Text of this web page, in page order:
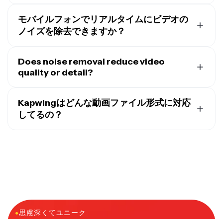
に効果的なんです。
よ。
動画のデノイズとUpscale Video
らした動画をさらにきれいにできるよ。全部ひとつのワ
ークフローでできちゃう。
レイン、低照度ノイズ、圧縮アーティファクトがあるフ
ッテージで最高の効果を発揮するんだ。これはSNS動
Kapwingは既に圧縮されたり再利用されたりした動画の
ノイズ除去に特に便利で、再撮影することなく鮮明さを
モバイルフォンでリアルタイムにビデオの
ノイズを除去できますか？
ムビデオノイズ除去には対応していないんだけど、どの
デバイスからでもモバイル映像をアップロードして、わ
パフォーマンスに影響はないんです。
Does noise removal reduce video
quality or detail?
したりエッジをぼかしたりせずにノイズを軽減するよう
に設計されています。このモデルは、不要なアーティフ
Kapwingはどんな動画ファイル形式に対応
してるの？
●思慮深くてユニーク